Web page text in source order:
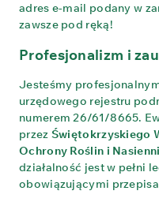
adres e-mail podany w
zawsze pod ręką!
Profesjonalizm i
Jesteśmy
urzędowego rejestru
numerem 26/61/8665.
przez Świętokrzyskiego
Ochrony Roślin i
działalność jest w pełni
obowiązującymi